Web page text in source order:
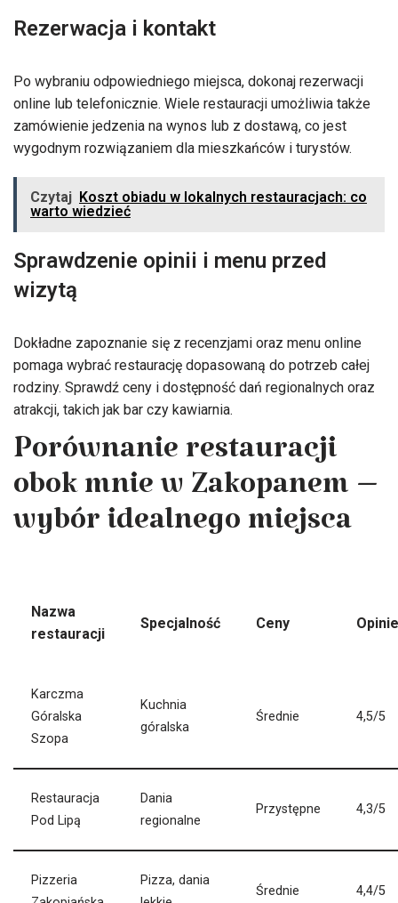
Rezerwacja i kontakt
Po wybraniu odpowiedniego miejsca, dokonaj rezerwacji
online lub telefonicznie. Wiele restauracji umożliwia także
zamówienie jedzenia na wynos lub z dostawą, co jest
wygodnym rozwiązaniem dla mieszkańców i turystów.
Czytaj Koszt obiadu w lokalnych restauracjach: co
warto wiedzieć
Sprawdzenie opinii i menu przed
wizytą
Dokładne zapoznanie się z recenzjami oraz menu online
pomaga wybrać restaurację dopasowaną do potrzeb całej
rodziny. Sprawdź ceny i dostępność dań regionalnych oraz
atrakcji, takich jak bar czy kawiarnia.
Porównanie restauracji
obok mnie w Zakopanem –
wybór idealnego miejsca
Nazwa
restauracji
Specjalność Ceny Opinie
Karczma
Góralska
Szopa
Kuchnia
góralska
Średnie 4,5/5
Restauracja
Pod Lipą
Dania
regionalne
Przystępne 4,3/5
Pizzeria
Pizza, dania
Średnie 4,4/5